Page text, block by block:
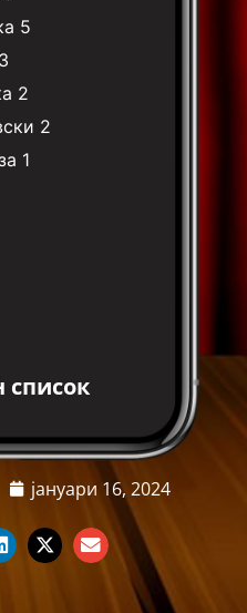
5
3
2
2
1
список
јануари 16, 2024